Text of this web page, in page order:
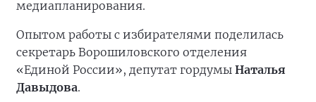
медиапланирования.
Опытом работы с избирателями поделилась
секретарь Ворошиловского отделения
«Единой России», депутат гордумы Наталья
Давыдова.